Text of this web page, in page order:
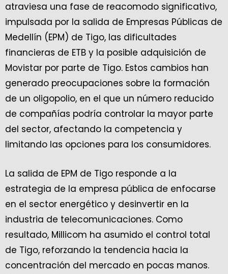
atraviesa una fase de reacomodo significativo,
impulsada por la salida de Empresas Públicas de
Medellín (EPM) de Tigo, las dificultades
financieras de ETB y la posible adquisición de
Movistar por parte de Tigo. Estos cambios han
generado preocupaciones sobre la formación
de un oligopolio, en el que un número reducido
de compañías podría controlar la mayor parte
del sector, afectando la competencia y
limitando las opciones para los consumidores.
La salida de EPM de Tigo responde a la
estrategia de la empresa pública de enfocarse
en el sector energético y desinvertir en la
industria de telecomunicaciones. Como
resultado, Millicom ha asumido el control total
de Tigo, reforzando la tendencia hacia la
concentración del mercado en pocas manos.